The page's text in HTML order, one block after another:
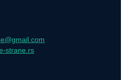
strane.rs